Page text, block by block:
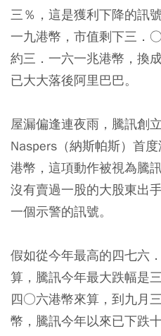
三％，這是獲利下降的訊
一九港幣，市值剩下三．
約三．一六一兆港幣，換
已大大落後阿里巴巴。
屋漏偏逢連夜雨，騰訊創
Naspers（納斯帕斯）首
港幣，這項動作被視為騰
沒有賣過一股的大股東出
一個示警的訊號。
假如從今年最高的四七六
算，騰訊今年最大跌幅是
四○六港幣來算，到九月
幣，騰訊今年以來已下跌十